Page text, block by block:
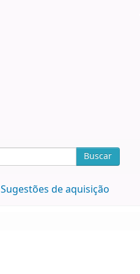
Buscar
Sugestões de aquisição